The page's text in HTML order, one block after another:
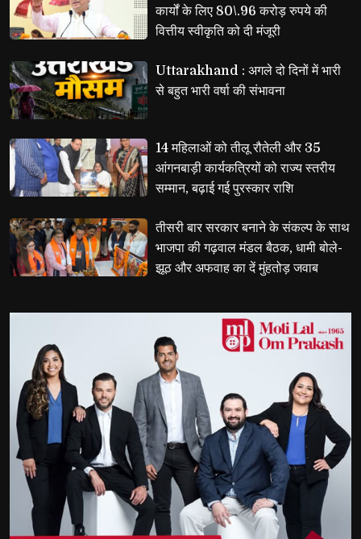
कार्यों के लिए 80\.96 करोड़ रुपये की
वित्तीय स्वीकृति को दी मंजूरी
Uttarakhand : अगले दो दिनों में भारी
से बहुत भारी वर्षा की संभावना
14 महिलाओं को तीलू रौतेली और 35
आंगनबाड़ी कार्यकत्रियों को राज्य स्तरीय
सम्मान, बढ़ाई गई पुरस्कार राशि
तीसरी बार सरकार बनाने के संकल्प के साथ
भाजपा की गढ़वाल मंडल बैठक, धामी बोले-
झूठ और अफवाह का दें मुंहतोड़ जवाब